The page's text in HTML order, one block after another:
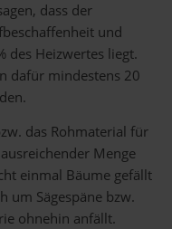
dass der
und
des Heizwertes liegt.
dafür mindestens 20
das Rohmaterial für
Menge
einmal Bäume gefällt
um Sägespäne bzw.
ohnehin anfällt.